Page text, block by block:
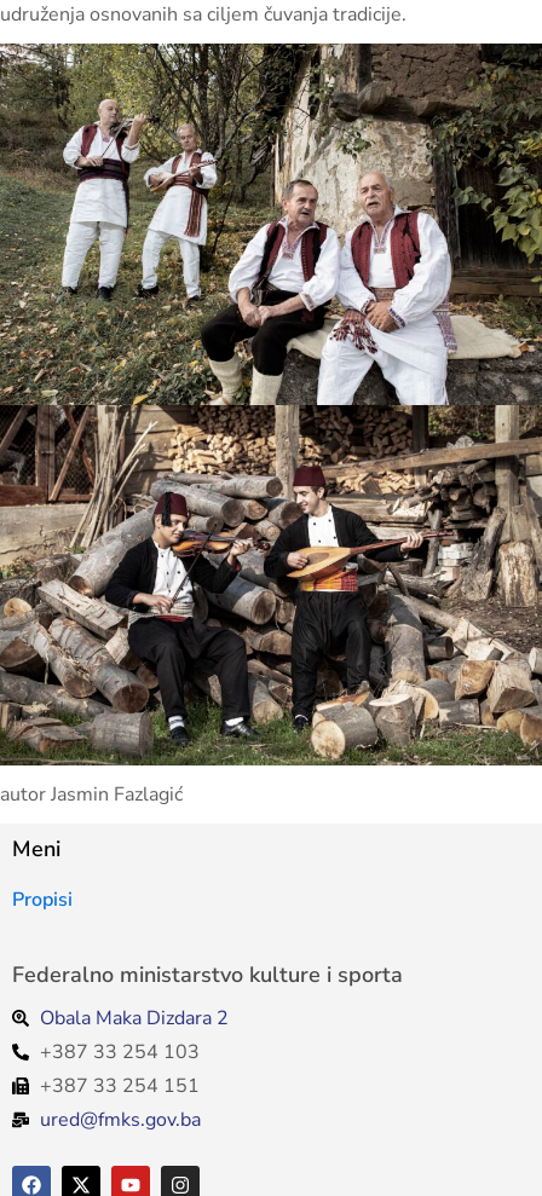
udruženja osnovanih sa ciljem čuvanja tradicije.
autor Jasmin Fazlagić
Meni
Propisi
Federalno ministarstvo kulture i sporta
Obala Maka Dizdara 2
+387 33 254 103
+387 33 254 151
ured@fmks.gov.ba